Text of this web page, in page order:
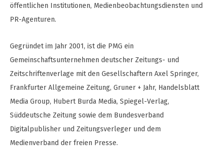
öffentlichen Institutionen, Medienbeobachtungsdiensten und
PR-Agenturen.
Gegründet im Jahr 2001, ist die PMG ein
Gemeinschaftsunternehmen deutscher Zeitungs- und
Zeitschriftenverlage mit den Gesellschaftern Axel Springer,
Frankfurter Allgemeine Zeitung, Gruner + Jahr, Handelsblatt
Media Group, Hubert Burda Media, Spiegel-Verlag,
Süddeutsche Zeitung sowie dem Bundesverband
Digitalpublisher und Zeitungsverleger und dem
Medienverband der freien Presse.